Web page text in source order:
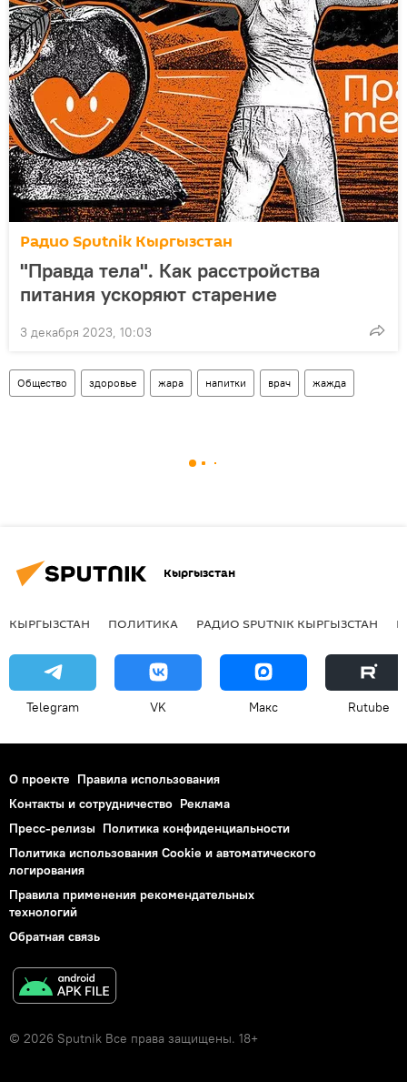
Радио Sputnik Кыргызстан
"Правда тела". Как расстройства
питания ускоряют старение
3 декабря 2023, 10:03
Общество здоровье жара напитки врач жажда
Кыргызстан
КЫРГЫЗСТАН ПОЛИТИКА РАДИО SPUTNIK КЫРГЫЗСТАН
Telegram VK Макс Rutube
О проекте Правила использования
Контакты и сотрудничество Реклама
Пресс-релизы Политика конфиденциальности
Политика использования Cookie и автоматического
логирования
Правила применения рекомендательных
технологий
Обратная связь
© 2026 Sputnik Все права защищены. 18+